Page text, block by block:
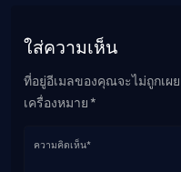
ใส่ความเห็น
ที่อยู่อีเมลของคุณจะไม่ถูกเผ
เครื่องหมาย *
ความคิดเห็น*